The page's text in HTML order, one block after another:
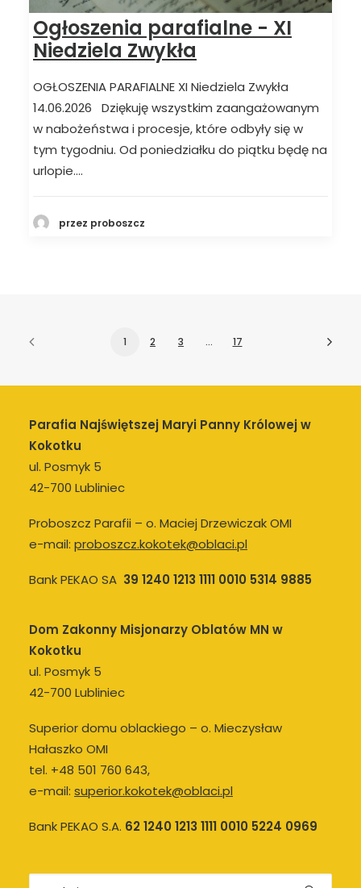
Ogłoszenia parafialne - XI
Niedziela Zwykła
OGŁOSZENIA PARAFIALNE XI Niedziela Zwykła
14.06.2026 Dziękuję wszystkim zaangażowanym
w nabożeństwa i procesje, które odbyły się w
tym tygodniu. Od poniedziałku do piątku będę na
urlopie.…
przez proboszcz
1 2 3 … 17
Parafia Najświętszej Maryi Panny Królowej w
Kokotku
ul. Posmyk 5
42-700 Lubliniec
Proboszcz Parafii – o. Maciej Drzewiczak OMI
e-mail: proboszcz.kokotek@oblaci.pl
Bank PEKAO SA 39 1240 1213 1111 0010 5314 9885
Dom Zakonny Misjonarzy Oblatów MN w
Kokotku
ul. Posmyk 5
42-700 Lubliniec
Superior domu oblackiego – o. Mieczysław
Hałaszko OMI
tel. +48 501 760 643,
e-mail: superior.kokotek@oblaci.pl
Bank PEKAO S.A. 62 1240 1213 1111 0010 5224 0969